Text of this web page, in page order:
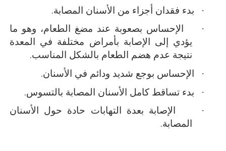
· بدء فقدان أجزاء من الأسنان المصابة.
·
الإحساس بصعوبة عند مضغ الطعام، وهو ما
يؤدي إلى الإصابة بأمراض مختلفة في المعدة
نتيجة عدم هضم الطعام بالشكل المناسب.
· الإحساس بوجع شديد ودائم في الأسنان.
· بدء تساقط كامل الأسنان المصابة بالتسوس.
·
الإصابة بعدة التهابات حادة حول الأسنان
المصابة.